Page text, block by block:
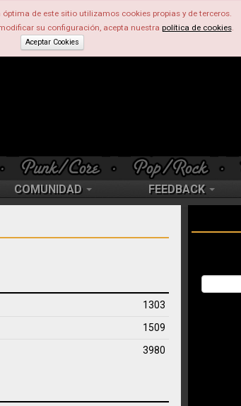
de este sitio utilizamos cookies propias y de terceros.
su configuración, acepta nuestra política de cookies.
Aceptar Cookies
COMUNIDAD FEEDBACK
1303
1509
3980